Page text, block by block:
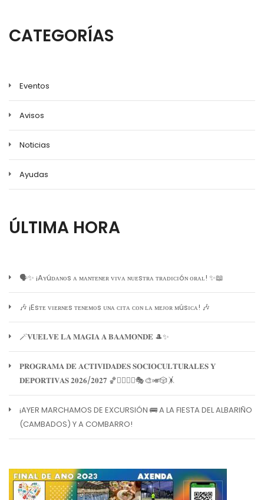
la
navegación
CATEGORÍAS
Eventos
Avisos
Noticias
Ayudas
ÚLTIMA HORA
🗣️✨ ¡Aʏúᴅᴀɴᴏs ᴀ ᴍᴀɴᴛᴇɴᴇʀ ᴠɪᴠᴀ ɴᴜᴇsᴛʀᴀ ᴛʀᴀᴅɪᴄɪóɴ ᴏʀᴀʟ! ✨📖
🎶 ¡Esᴛᴇ ᴠɪᴇʀɴᴇs ᴛᴇɴᴇᴍᴏs ᴜɴᴀ ᴄɪᴛᴀ ᴄᴏɴ ʟᴀ ᴍᴇᴊᴏʀ ᴍúsɪᴄᴀ! 🎶
🪄𝐕𝐔𝐄𝐋𝐕𝐄 𝐋𝐀 𝐌𝐀𝐆𝐈𝐀 𝐀 𝐁𝐀𝐀𝐌𝐎𝐍𝐃𝐄 🎩✨
𝐏𝐑𝐎𝐆𝐑𝐀𝐌𝐀 𝐃𝐄 𝐀𝐂𝐓𝐈𝐕𝐈𝐃𝐀𝐃𝐄𝐒 𝐒𝐎𝐂𝐈𝐎𝐂𝐔𝐋𝐓𝐔𝐑𝐀𝐋𝐄𝐒 𝐘
𝐃𝐄𝐏𝐎𝐑𝐓𝐈𝐕𝐀𝐒 𝟐𝟎𝟐𝟔/𝟐𝟎𝟐𝟕 🏀🏊‍♀️🧘‍♀️🎭🎨🎺🎲🤸
¡AYER MARCHAMOS DE EXCURSIÓN 🚌 A LA FIESTA DEL ALBARIÑO
(CAMBADOS) Y A COMBARRO!